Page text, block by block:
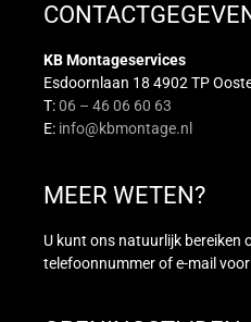
KB Montageservices
Esdoornlaan 18 4902 TP
T:06 – 46 06 60 63
E: info@kbmontage.nl
MEER WETEN?
U kunt ons natuurlijk bereiken
telefoonnummer of e-mail